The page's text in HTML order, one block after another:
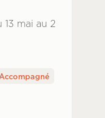
13 mai au 2